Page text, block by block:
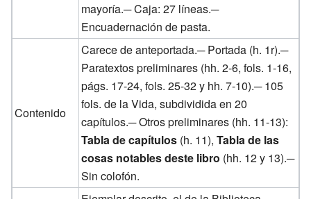
mayoría.─ Caja: 27 líneas.─
Encuadernación de pasta.
Contenido
Carece de anteportada.─ Portada (h. 1r).─
Paratextos preliminares (hh. 2-6, fols. 1-16,
págs. 17-24, fols. 25-32 y hh. 7-10).─ 105
fols. de la Vida, subdividida en 20
capítulos.─ Otros preliminares (hh. 11-13):
Tabla de capítulos (h. 11),Tabla de las
cosas notables deste libro (hh. 12 y 13).─
Sin colofón.